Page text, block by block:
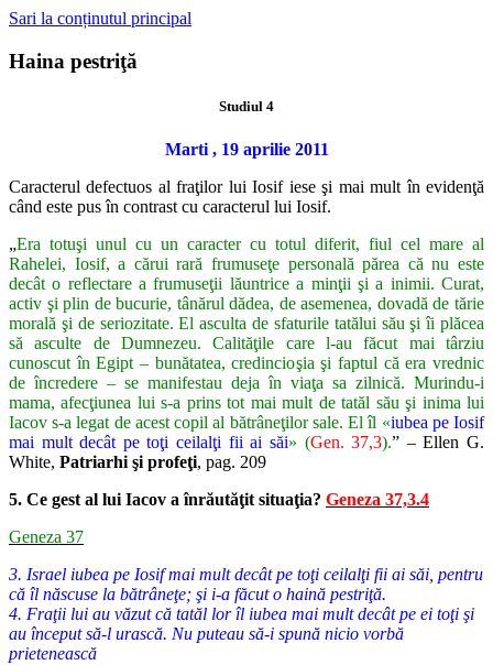
Sari la conținutul principal
Haina pestriţă
Studiul 4
Marti , 19 aprilie 2011
Caracterul defectuos al fraţilor lui Iosif iese şi mai mult în evidenţă
când este pus în contrast cu caracterul lui Iosif.
„Era totuşi unul cu un caracter cu totul diferit, fiul cel mare al
Rahelei, Iosif, a cărui rară frumuseţe personală părea că nu este
decât o reflectare a frumuseţii lăuntrice a minţii şi a inimii. Curat,
activ şi plin de bucurie, tânărul dădea, de asemenea, dovadă de tărie
morală şi de seriozitate. El asculta de sfaturile tatălui său şi îi plăcea
să asculte de Dumnezeu. Calităţile care l-au făcut mai târziu
cunoscut în Egipt – bunătatea, credincioşia şi faptul că era vrednic
de încredere – se manifestau deja în viaţa sa zilnică. Murindu-i
mama, afecţiunea lui s-a prins tot mai mult de tatăl său şi inima lui
Iacov s-a legat de acest copil al bătrâneţilor sale. El îl «iubea pe Iosif
mai mult decât pe toţi ceilalţi fii ai săi» (Gen. 37,3).” – Ellen G.
White, Patriarhi şi profeţi, pag. 209
5. Ce gest al lui Iacov a înrăutăţit situaţia? Geneza 37,3.4
Geneza 37
3. Israel iubea pe Iosif mai mult decât pe toţi ceilalţi fii ai săi, pentru
că îl născuse la bătrâneţe; şi i-a făcut o haină pestriţă.
4. Fraţii lui au văzut că tatăl lor îl iubea mai mult decât pe ei toţi şi
au început să-l urască. Nu puteau să-i spună nicio vorbă
prietenească